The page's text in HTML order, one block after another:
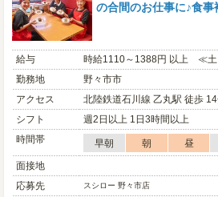
の合間のお仕事に♪食
給与
時給1110～1388円 以上 ≪
勤務地
野々市市
アクセス
北陸鉄道石川線 乙丸駅 徒歩
シフト
週2日以上 1日3時間以上
時間帯
早朝 朝 昼
面接地
応募先
スシロー 野々市店